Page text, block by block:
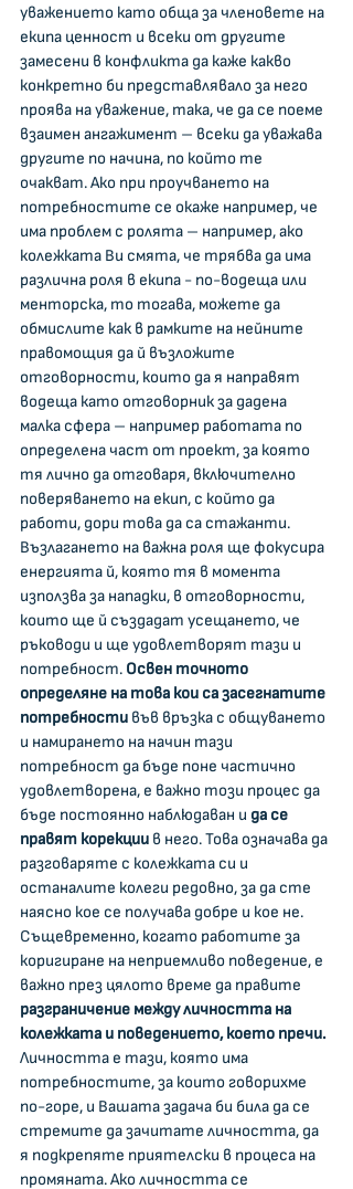
уважението като обща за членовете на
екипа ценност и всеки от другите
замесени в конфликта да каже какво
конкретно би представлявало за него
проява на уважение, така, че да се поеме
взаимен ангажимент – всеки да уважава
другите по начина, по който те
очакват. Ако при проучването на
потребностите се окаже например, че
има проблем с ролята – например, ако
колежката Ви смята, че трябва да има
различна роля в екипа - по-водеща или
менторска, то тогава, можете да
обмислите как в рамките на нейните
правомощия да й възложите
отговорности, които да я направят
водеща като отговорник за дадена
малка сфера – например работата по
определена част от проект, за която
тя лично да отговаря, включително
поверяването на екип, с който да
работи, дори това да са стажанти.
Възлагането на важна роля ще фокусира
енергията й, която тя в момента
използва за нападки, в отговорности,
които ще й създадат усещането, че
ръководи и ще удовлетворят тази и
потребност. Освен точното
определяне на това кои са засегнатите
потребности във връзка с общуването
и намирането на начин тази
потребност да бъде поне частично
удовлетворена, е важно този процес да
бъде постоянно наблюдаван и да се
правят корекции в него. Това означава да
разговаряте с колежката си и
останалите колеги редовно, за да сте
наясно кое се получава добре и кое не.
Същевременно, когато работите за
коригиране на неприемливо поведение, е
важно през цялото време да правите
разграничение между личността на
колежката и поведението, което пречи.
Личността е тази, която има
потребностите, за които говорихме
по-горе, и Вашата задача би била да се
стремите да зачитате личността, да
я подкрепяте приятелски в процеса на
промяната. Ако личността се